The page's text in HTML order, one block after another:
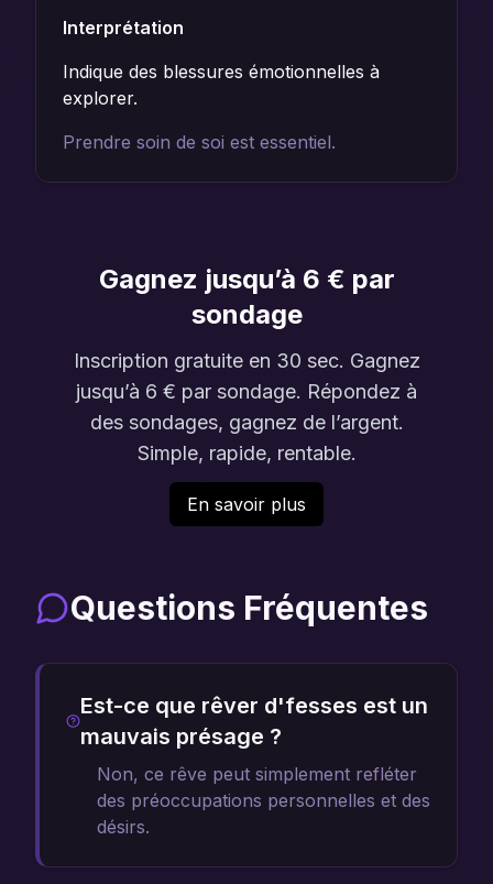
Interprétation
Indique des blessures émotionnelles à
explorer.
Prendre soin de soi est essentiel.
Gagnez jusqu’à 6 € par
sondage
Inscription gratuite en 30 sec. Gagnez
jusqu’à 6 € par sondage. Répondez à
des sondages, gagnez de l’argent.
Simple, rapide, rentable.
En savoir plus
Questions Fréquentes
Est-ce que rêver d'fesses est un
mauvais présage ?
Non, ce rêve peut simplement refléter
des préoccupations personnelles et des
désirs.